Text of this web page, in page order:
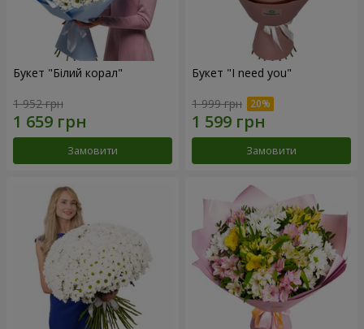
Букет "Білий корал"
1 952 грн
Замовити
Букет "I need you"
1 999 грн
Замовити